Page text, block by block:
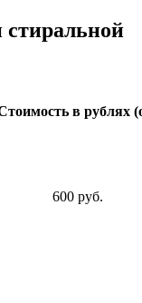
в рублях
600 руб.